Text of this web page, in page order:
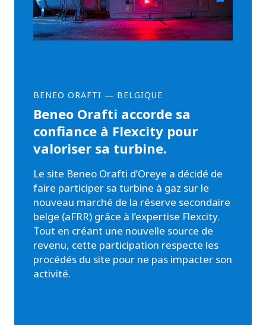
BENEO ORAFTI — BELGIQUE
Beneo Orafti accorde sa
confiance à Flexcity pour
valoriser sa turbine.
Le site Beneo Orafti d’Oreye a décidé de
faire participer sa turbine à gaz sur le
nouveau marché de la réserve secondaire
belge (aFRR) grâce à l’expertise Flexcity.
Tout en créant une nouvelle source de
revenu, cette participation respecte les
procédés du site pour ne pas impacter son
activité.